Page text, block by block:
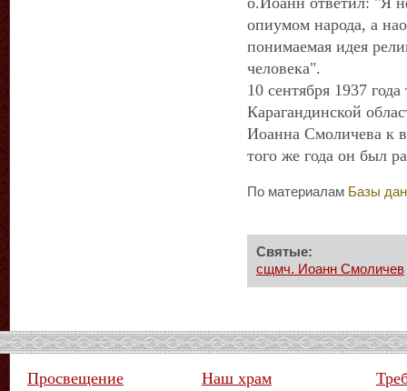
опиумом народа, а
понимаемая идея
человека".
10 сентября 1937
Карагандинской
Иоанна Смоличева к
того же года он был
По материалам Базы
Святые:
сщмч. Иоанн Смоличев
Просвещение Наш храм